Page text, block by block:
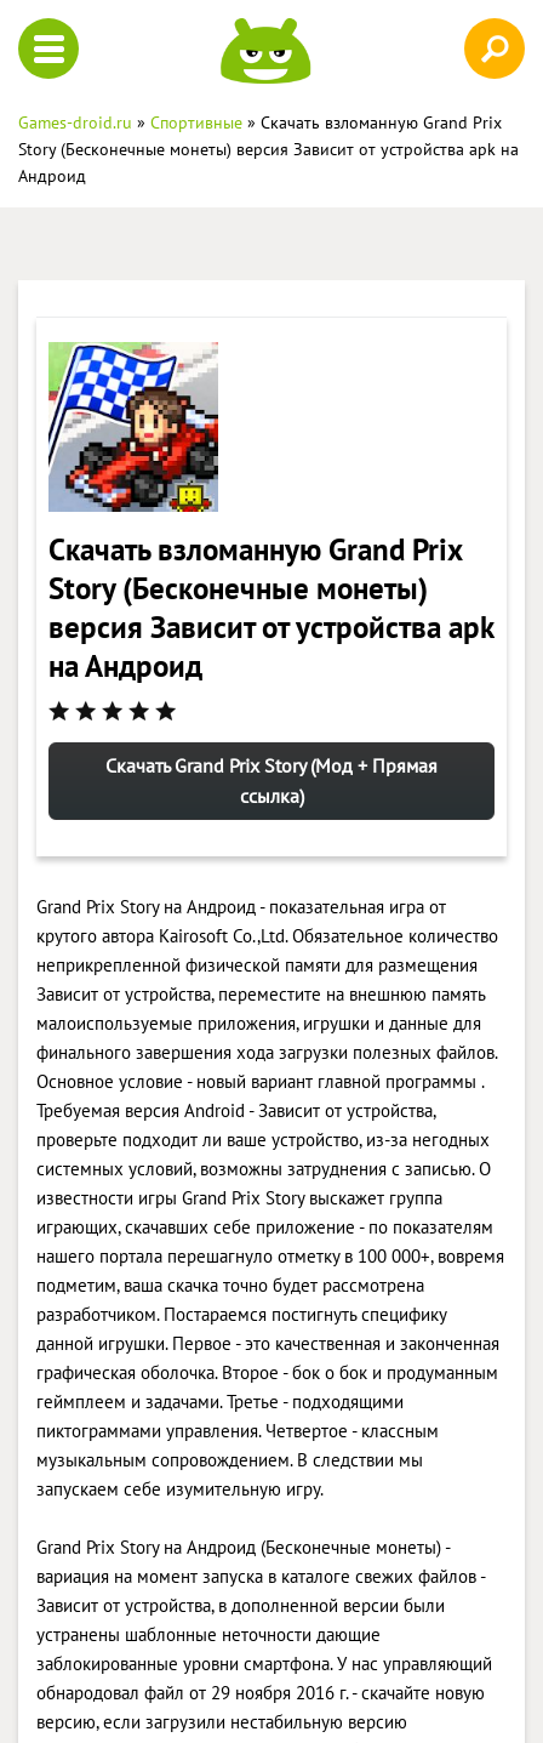
Games-droid.ru » Спортивные » Скачать взломанную Grand Prix
Story (Бесконечные монеты) версия Зависит от устройства apk на
Андроид
Скачать взломанную Grand Prix
Story (Бесконечные монеты)
версия Зависит от устройства apk
на Андроид
Скачать Grand Prix Story (Мод + Прямая
ссылка)
Grand Prix Story на Андроид - показательная игра от
крутого автора Kairosoft Co.,Ltd. Обязательное количество
неприкрепленной физической памяти для размещения
Зависит от устройства, переместите на внешнюю память
малоиспользуемые приложения, игрушки и данные для
финального завершения хода загрузки полезных файлов.
Основное условие - новый вариант главной программы .
Требуемая версия Android - Зависит от устройства,
проверьте подходит ли ваше устройство, из-за негодных
системных условий, возможны затруднения с записью. О
известности игры Grand Prix Story выскажет группа
играющих, скачавших себе приложение - по показателям
нашего портала перешагнуло отметку в 100 000+, вовремя
подметим, ваша скачка точно будет рассмотрена
разработчиком. Постараемся постигнуть специфику
данной игрушки. Первое - это качественная и законченная
графическая оболочка. Второе - бок о бок и продуманным
геймплеем и задачами. Третье - подходящими
пиктограммами управления. Четвертое - классным
музыкальным сопровождением. В следствии мы
запускаем себе изумительную игру.
Grand Prix Story на Андроид (Бесконечные монеты) -
вариация на момент запуска в каталоге свежих файлов -
Зависит от устройства, в дополненной версии были
устранены шаблонные неточности дающие
заблокированные уровни смартфона. У нас управляющий
обнародовал файл от 29 ноября 2016 г. - скачайте новую
версию, если загрузили нестабильную версию